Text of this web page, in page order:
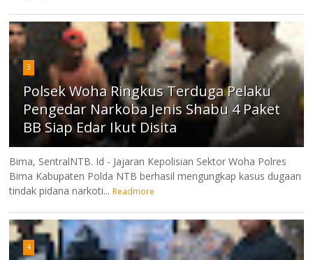
3
Polsek Woha Ringkus Terduga Pelaku
Pengedar Narkoba Jenis Shabu 4 Paket
BB Siap Edar Ikut Disita
Bima, SentralNTB. Id - Jajaran Kepolisian Sektor Woha Polres
Bima Kabupaten Polda NTB berhasil mengungkap kasus dugaan
tindak pidana narkoti... Readmore
4